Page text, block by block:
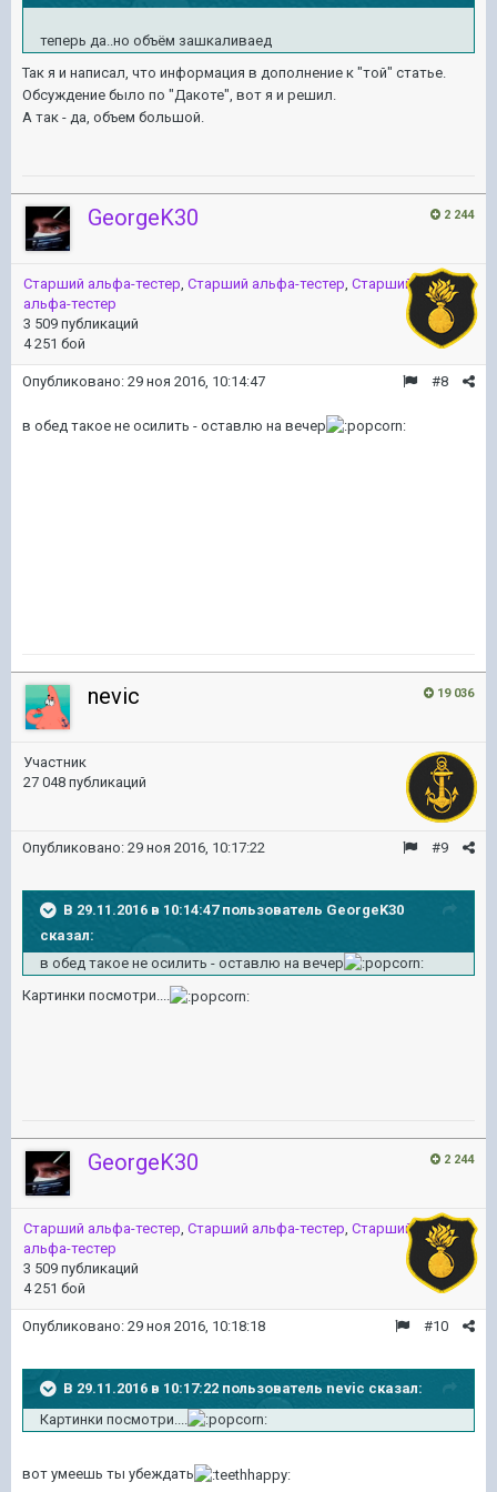
теперь да..но объём зашкаливаед
Так я и написал, что информация в дополнение к "той" статье.
Обсуждение было по "Дакоте", вот я и решил.
А так - да, объем большой.
2 244
GeorgeK30
Старший альфа-тестер Старший альфа-тестер Старший
альфа-тестер
3 509 публикаций
4 251 бой
#8
Опубликовано: 29 ноя 2016, 10:14:47
в обед такое не осилить - оставлю на вечер
19 036
nevic
Участник
27 048 публикаций
#9
Опубликовано: 29 ноя 2016, 10:17:22
В 29.11.2016 в 10:14:47 пользователь GeorgeK30
сказал:
в обед такое не осилить - оставлю на вечер
Картинки посмотри....
2 244
GeorgeK30
Старший альфа-тестер Старший альфа-тестер Старший
альфа-тестер
3 509 публикаций
4 251 бой
#10
Опубликовано: 29 ноя 2016, 10:18:18
В 29.11.2016 в 10:17:22 пользователь nevic сказал:
Картинки посмотри....
вот умеешь ты убеждать